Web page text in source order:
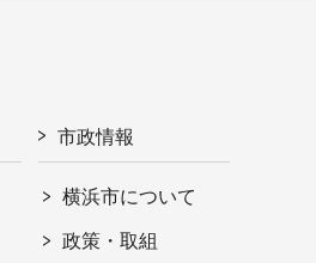
市政情報
横浜市について
政策・取組